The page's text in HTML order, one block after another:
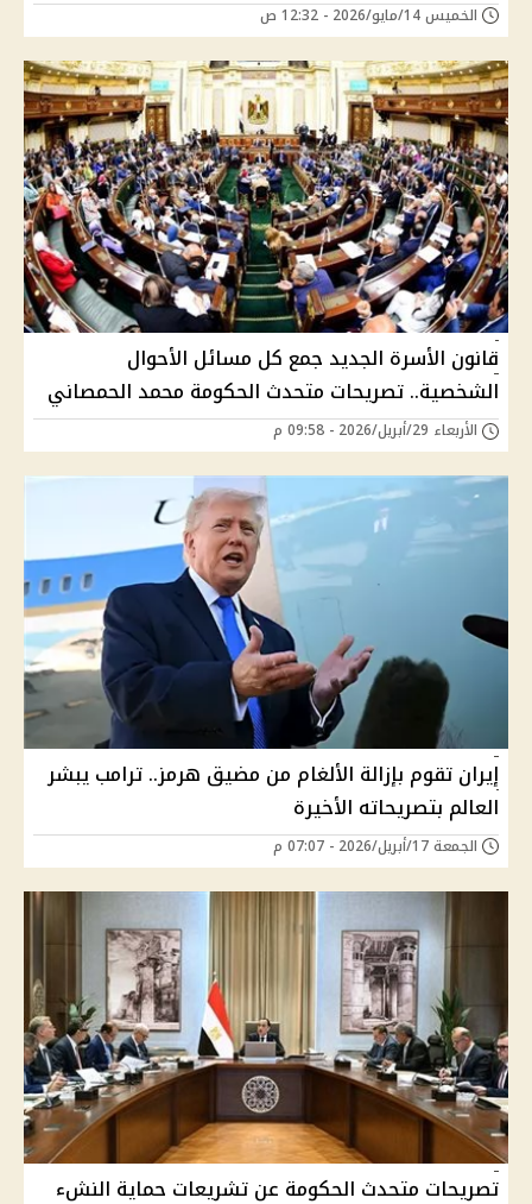
الخميس 14/مايو/2026 - 12:32 ص
قانون الأسرة الجديد جمع كل مسائل الأحوال
الشخصية.. تصريحات متحدث الحكومة محمد الحمصاني
الأربعاء 29/أبريل/2026 - 09:58 م
إيران تقوم بإزالة الألغام من مضيق هرمز.. ترامب يبشر
العالم بتصريحاته الأخيرة
الجمعة 17/أبريل/2026 - 07:07 م
تصريحات متحدث الحكومة عن تشريعات حماية النشء